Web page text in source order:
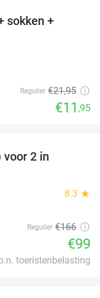
sokken +
Regulier €21,95
€11 ,95
2 in
8.3 star
Regulier €166
€99
toeristenbelasting